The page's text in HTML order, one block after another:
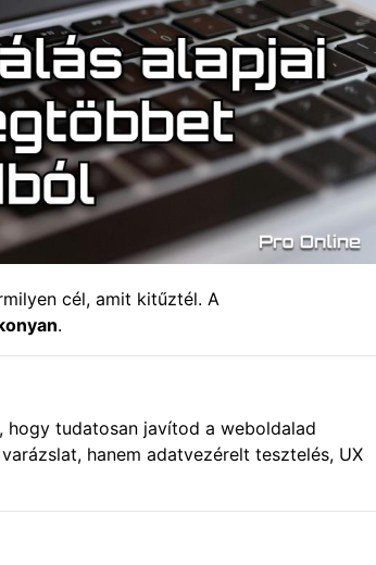
cél, amit kitűztél. A
.
hogy tudatosan javítod a weboldalad
hanem adatvezérelt tesztelés, UX